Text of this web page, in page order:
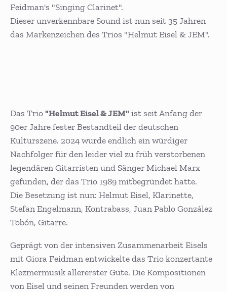
Feidman's "Singing Clarinet".
Dieser unverkennbare Sound ist nun seit 35 Jahren
das Markenzeichen des Trios "Helmut Eisel & JEM".
Das Trio"Helmut Eisel & JEM" ist seit Anfang der
90er Jahre fester Bestandteil der deutschen
Kulturszene. 2024 wurde endlich ein würdiger
Nachfolger für den leider viel zu früh verstorbenen
legendären Gitarristen und Sänger Michael Marx
gefunden, der das Trio 1989 mitbegründet hatte.
Die Besetzung ist nun: Helmut Eisel, Klarinette,
Stefan Engelmann, Kontrabass, Juan Pablo González
Tobón, Gitarre.
Geprägt von der intensiven Zusammenarbeit Eisels
mit Giora Feidman entwickelte das Trio konzertante
Klezmermusik allererster Güte. Die Kompositionen
von Eisel und seinen Freunden werden von